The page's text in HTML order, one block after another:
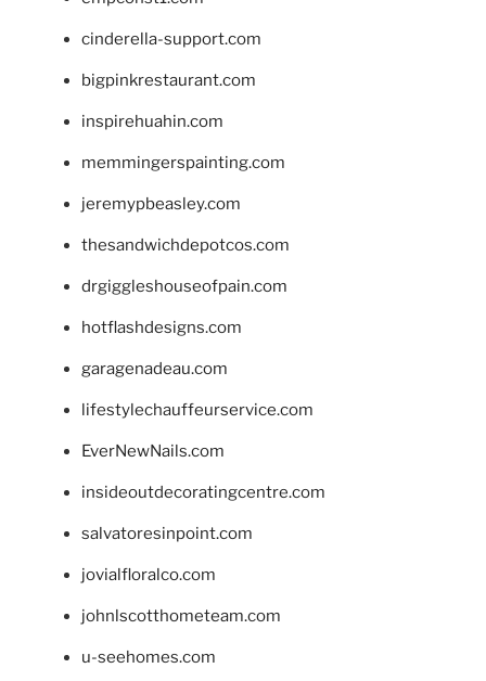
cinderella-support.com
bigpinkrestaurant.com
inspirehuahin.com
memmingerspainting.com
jeremypbeasley.com
thesandwichdepotcos.com
drgiggleshouseofpain.com
hotflashdesigns.com
garagenadeau.com
lifestylechauffeurservice.com
EverNewNails.com
insideoutdecoratingcentre.com
salvatoresinpoint.com
jovialfloralco.com
johnlscotthometeam.com
u-seehomes.com